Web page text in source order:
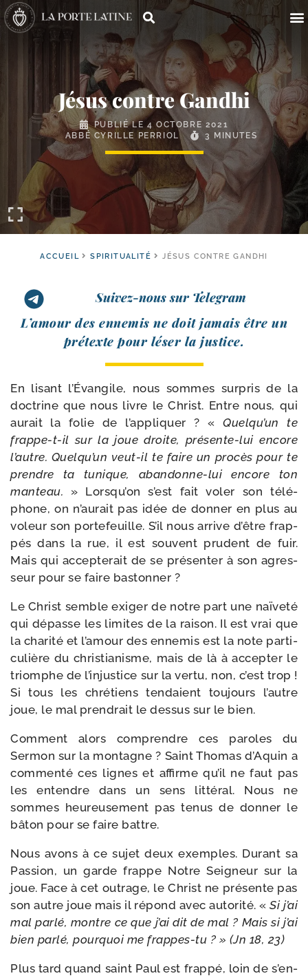
Jésus contre Gandhi
PUBLIÉ LE 4 OCTOBRE 2021
ABBÉ CYRILLE PERRIOL
3 MINUTES
ACCUEIL SPIRITUALITÉ JÉSUS CONTRE GANDHI
Suivez-nous sur Telegram
L’amour des enne­mis ne doit jamais être un
pré­texte pour léser la justice.
En lisant l’Évangile, nous sommes sur­pris de la
doc­trine que nous livre le Christ. Entre nous, qui
aurait la folie de l’ap­pli­quer ? «Quelqu’un te
frappe-​t-​il sur la joue droite, présente-​lui encore
l’autre. Quelqu’un veut-​il te faire un pro­cès pour te
prendre ta tunique, abandonne-​lui encore ton
man­teau. » Lorsqu’on s’est fait voler son télé­
phone, on n’au­rait pas idée de don­ner en plus au
voleur son por­te­feuille. S’il nous arrive d’être frap­
pés dans la rue, il est sou­vent pru­dent de fuir.
Mais qui accep­te­rait de se pré­sen­ter à son agres­
seur pour se faire bastonner ?
Le Christ semble exi­ger de notre part une naï­ve­té
qui dépasse les limites de la rai­son. Il est vrai que
la cha­ri­té et l’a­mour des enne­mis est la note par­ti­
cu­lière du chris­tia­nisme, mais de là à accep­ter le
triomphe de l’in­jus­tice sur la ver­tu, non, c’est trop !
Si tous les chré­tiens ten­daient tou­jours l’autre
joue, le mal pren­drait le des­sus sur le bien.
Comment alors com­prendre ces paroles du
Sermon sur la mon­tagne ? Saint Thomas d’Aquin a
com­men­té ces lignes et affirme qu’il ne faut pas
les entendre dans un sens lit­té­ral. Nous ne
sommes heu­reu­se­ment pas tenus de don­ner le
bâton pour se faire battre.
Nous avons à ce sujet deux exemples. Durant sa
Passion, un garde frappe Notre Seigneur sur la
joue. Face à cet outrage, le Christ ne pré­sente pas
son autre joue mais il répond avec auto­ri­té. «Si j’ai
mal par­lé, montre ce que j’ai dit de mal ? Mais si j’ai
bien par­lé, pour­quoi me frappes-​tu ? » (Jn 18, 23)
Plus tard quand saint Paul est frap­pé, loin de s’en­